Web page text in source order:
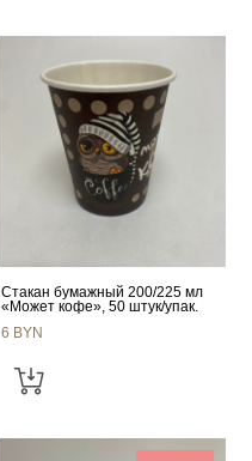
Стакан бумажный 200/225 мл
«Может кофе», 50 штук/упак.
6 BYN